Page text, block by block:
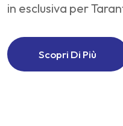
in esclusiva per
Scopri Di Più